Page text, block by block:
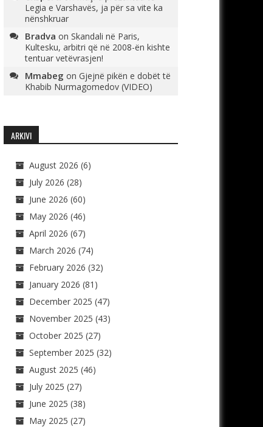
Legia e Varshavës, ja për sa vite ka
nënshkruar
Bradva on Skandali në Paris,
Kultesku, arbitri që në 2008-ën kishte
tentuar vetëvrasjen!
Mmabeg on Gjejnë pikën e dobët të
Khabib Nurmagomedov (VIDEO)
ARKIVI
August 2026 (6)
July 2026 (28)
June 2026 (60)
May 2026 (46)
April 2026 (67)
March 2026 (74)
February 2026 (32)
January 2026 (81)
December 2025 (47)
November 2025 (43)
October 2025 (27)
September 2025 (32)
August 2025 (46)
July 2025 (27)
June 2025 (38)
May 2025 (27)